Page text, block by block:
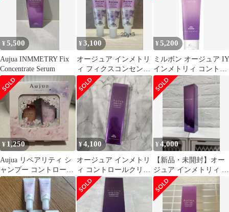
¥5,500
Aujua INMMETRY Fix
Concentrate Serum
¥3,100
オージュア インメトリ
ィ フィクスコンセント
レート ミルク20g×3本
セット
¥5,200
ミルボン オージュア IY
インメトリィ コントロ
ール クリーム 135g
¥ 1,250
Aujua リペアリティ シ
ャンプー コントロール
クリーム セット
¥4,100
オージュア インメトリ
ィ コントロールクリー
ム135g
¥4,000
【新品・未開封】オー
ジュア インメトリィ コ
ントロールクリーム
135g（箱付き）